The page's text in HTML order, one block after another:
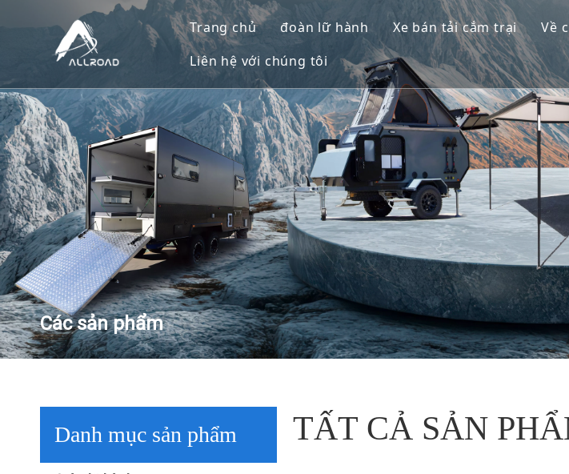
Trang chủ đoàn lữ hành
Đoàn lữ hành
Xe kéo đồ chơi
Xe kéo cắm trại
Trailer giọt nước mắt
Xe bán tải cắm trại
Trượt trên người cắm
Trượt trong người cắm
Về
Liên hệ với chúng tôi
Các sản phẩm
Danh mục sản phẩm TẤT CẢ SẢN